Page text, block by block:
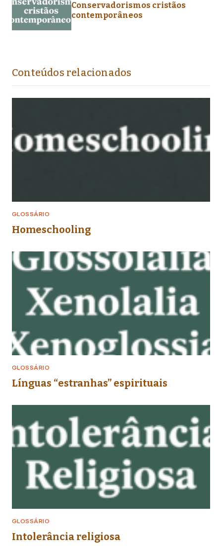
Conservadorismos cristãos
contemporâneos
Conteúdos relacionados
GLOSSÁRIO
Homeschooling
GLOSSÁRIO
Línguas “estranhas” espirituais
GLOSSÁRIO
Intolerância religiosa